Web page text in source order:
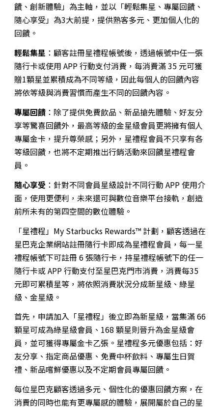
饋、創新體驗」為主軸，並以「輕鬆集星、專屬回饋、
隨心享受」為3大前提，提供熟客多元、更加個人化的
回饋。
輕鬆集星 ：顧客註冊星禮程帳號後，透過帳號中任一張
隨行卡或使用 APP 行動支付消費，每消費滿 35 元可獲
贈1顆星並累積成為不同等級，因此每個人的回饋內容
將依等級與消費習慣而產生不同的回饋內容。
專屬回饋 ：除了提供免費飲品、新品搶先體驗、好友分
享等驚喜回饋外，最高等級的金星級會員更將擁有個人
專屬金卡，提升尊榮感；另外，星禮程會員不只享有各
等級回饋，也將不定期推出行銷活動來回饋星禮程會
員。
隨心享受 ：針對不同會員星級設計不同行動 APP 使用介
面，使用更便利，未來還可與數位音樂平台接軌，創造
前所未有的第四空間的數位體驗。
「星禮程」My Starbucks Rewards™ 計劃，顧客透過在
星巴克企業網站註冊隨行卡即成為星禮程會員，每一星
禮程帳號下可註冊 6 張隨行卡，持星禮程帳號下的任一
隨行卡或 APP 行動支付至星巴克門市消費，消費每35
元即可累積星等，將依照消費狀況分成新星級、綠星
級、金星級。
首先，申請加入「星禮程」後立即為新星級，當集滿 66
顆星可成為綠星級會員、168 顆星則晉升為金星級會
員，並可獲得專屬金卡乙張。星禮程多元優惠包括：好
友分享、指定商品優惠、免費中杯飲料、專屬生日賀
禮、新品嚐鮮優惠以及不定期會員專屬回饋。
每位星巴克顧客透過多元、個性化的優惠回饋方案，在
消費的同時也能有更專屬感的體驗，展開屬於自己的星